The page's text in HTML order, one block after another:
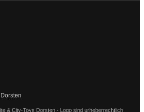
& City-Toys Dorsten - Logo sind urheberrechtlich